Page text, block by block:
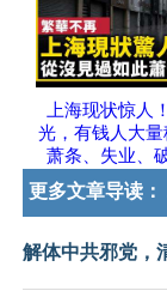
上海现状惊人
光，有钱人大量
萧条、失业、
更多文章导读：
解体中共邪党，